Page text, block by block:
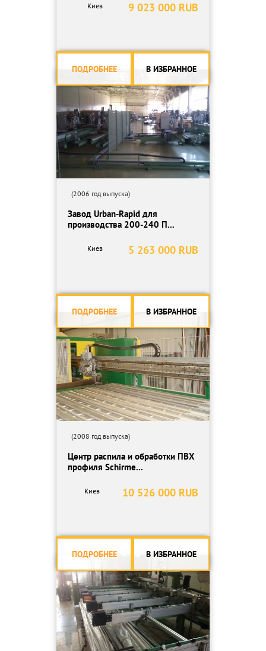
9 023 000 RUB
Киев
ПОДРОБНЕЕ В ИЗБРАННОЕ
(2006 год выпуска)
Завод Urban-Rapid для
производства 200-240 П...
5 263 000 RUB
Киев
ПОДРОБНЕЕ В ИЗБРАННОЕ
(2008 год выпуска)
Центр распила и обработки ПВХ
профиля Schirme...
10 526 000 RUB
Киев
ПОДРОБНЕЕ В ИЗБРАННОЕ